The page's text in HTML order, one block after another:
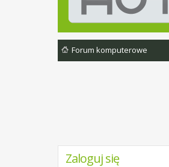
Forum komputerowe
Zaloguj się